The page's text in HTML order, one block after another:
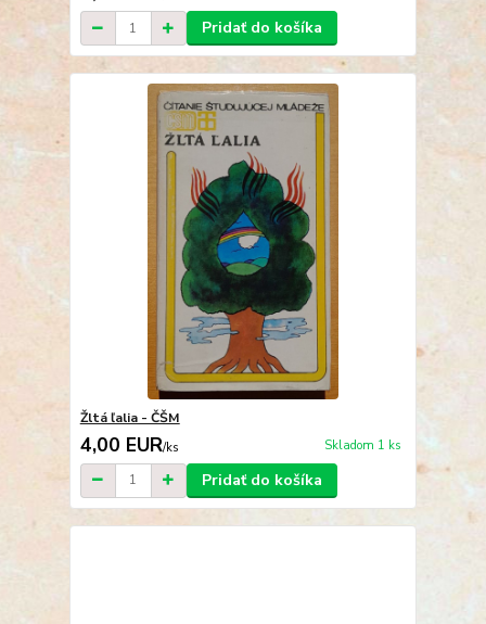
Pridať do košíka
Žltá ľalia - ČŠM
4,00 EUR/ks Skladom 1 ks
Pridať do košíka